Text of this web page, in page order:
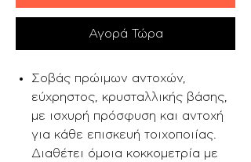
Αγορά Τώρα
Σοβάς πρώιμων αντοχών,
εύχρηστος, κρυσταλλικής βάσης,
με ισχυρή πρόσφυση και αντοχή
για κάθε επισκευή τοιχοποιίας.
Διαθέτει όμοια κοκκομετρία με